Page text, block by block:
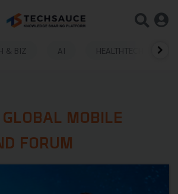
& BIZ AI HEALTHTECH
MOBILE
FORUM